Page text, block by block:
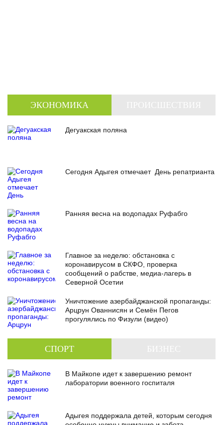
ЭКОНОМИКА
Дегуакская поляна
Сегодня Адыгея отмечает День репатрианта
Ранняя весна на водопадах Руфабго
Главное за неделю: обстановка с
коронавирусом в СКФО, проверка
сообщений о рабстве, медиа-лагерь в
Северной Осетии
Уничтожение азербайджанской пропаганды:
Арцрун Ованнисян и Семён Пегов
прогулялись по Физули (видео)
СПОРТ
В Майкопе идет к завершению ремонт
лаборатории военного госпиталя
Адыгея поддержала детей, которым сегодня